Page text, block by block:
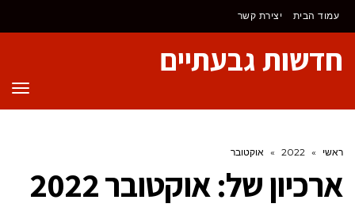
לתוכן
עמוד הבית יצירת קשר
חדשות גבעתיים
ראשי »
2022
» אוקטובר
ארכיון של:אוקטובר 2022